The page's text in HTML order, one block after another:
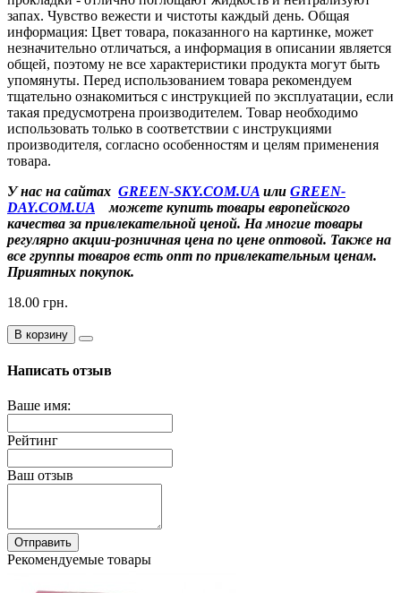
запах. Чувство вежести и чистоты каждый день. Общая
информация: Цвет товара, показанного на картинке, может
незначительно отличаться, а информация в описании является
общей, поэтому не все характеристики продукта могут быть
упомянуты. Перед использованием товара рекомендуем
тщательно ознакомиться с инструкцией по эксплуатации, если
такая предусмотрена производителем. Товар необходимо
использовать только в соответствии с инструкциями
производителя, согласно особенностям и целям применения
товара.
У нас на сайтах GREEN-SKY.COM.UA или GREEN-
DAY.COM.UA можете купить товары европейского
качества за привлекательной ценой. На многие товары
регулярно акции-розничная цена по цене оптовой. Также на
все группы товаров есть опт по привлекательным ценам.
Приятных покупок.
18.00 грн.
В корзину
Написать отзыв
Ваше имя:
Рейтинг
Ваш отзыв
Отправить
Рекомендуемые товары